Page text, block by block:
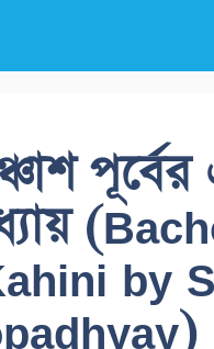
পূর্বের
by